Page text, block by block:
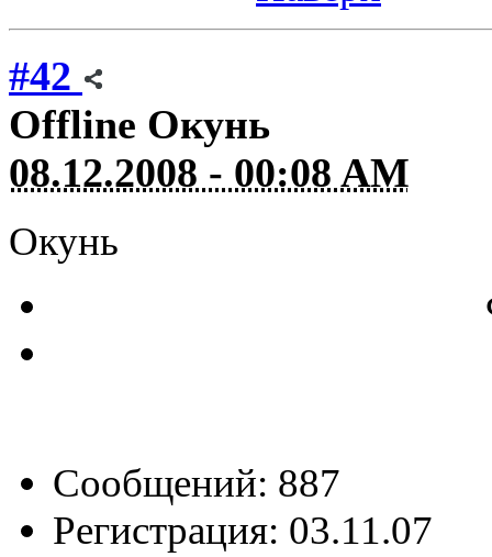
#42
Offline Окунь
08.12.2008 - 00:08 AM
Окунь
Сообщений: 887
Регистрация: 03.11.07